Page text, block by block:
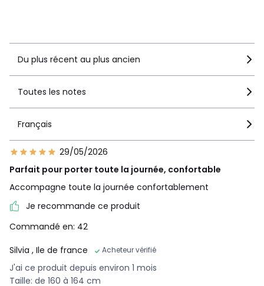
Du plus récent au plus ancien
Toutes les notes
Français
29/05/2026
Parfait pour porter toute la journée, confortable
Accompagne toute la journée confortablement
Je recommande ce produit
Commandé en: 42
Silvia , Ile de france Acheteur vérifié
J'ai ce produit depuis environ 1 mois
Taille: de 160 à 164 cm